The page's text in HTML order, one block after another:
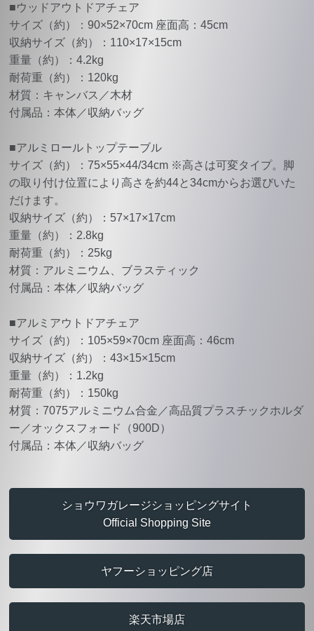
■ウッドアウトドアチェア
サイズ（約）：90×52×70cm 座面高：45cm
収納サイズ（約）：110×17×15cm
重量（約）：4.2kg
耐荷重（約）：120kg
材質：キャンバス／木材
付属品：本体／収納バッグ
■アルミロールトップテーブル
サイズ（約）：75×55×44/34cm ※高さは可変タイプ。脚
の取り付け位置により高さを約44と34cmからお選びいた
だけます。
収納サイズ（約）：57×17×17cm
重量（約）：2.8kg
耐荷重（約）：25kg
材質：アルミニウム、ブラスティック
付属品：本体／収納バッグ
■アルミアウトドアチェア
サイズ（約）：105×59×70cm 座面高：46cm
収納サイズ（約）：43×15×15cm
重量（約）：1.2kg
耐荷重（約）：150kg
材質：7075アルミニウム合金／高品質プラスチックホルダ
ー／オックスフォード（900D）
付属品：本体／収納バッグ
ショウワガレージショッピングサイト
Official Shopping Site
ヤフーショッピング店
楽天市場店